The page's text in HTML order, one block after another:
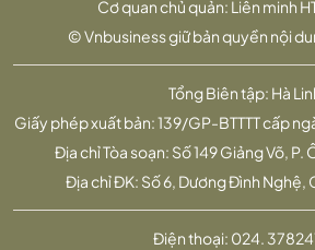
Tổng Biên tập: Hà
Giấy phép xuất bản: 139/GP-BTTTT cấp
Địa chỉ Tòa soạn: Số 149 Giảng Võ, P.
Địa chỉ ĐK: Số 6, Dương Đình Nghệ,
Cơ quan chủ quản: Liên minh
© Vnbusiness giữ bản quyền nội
Điện thoại: 024.